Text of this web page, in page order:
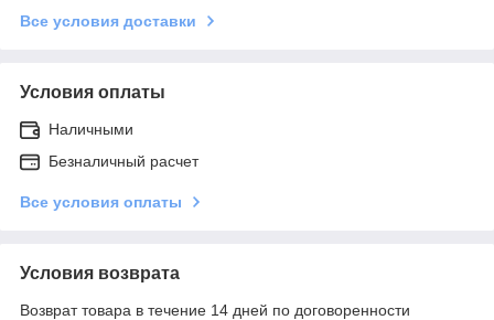
Все условия доставки
Условия оплаты
Наличными
Безналичный расчет
Все условия оплаты
Условия возврата
Возврат товара в течение 14 дней по договоренности